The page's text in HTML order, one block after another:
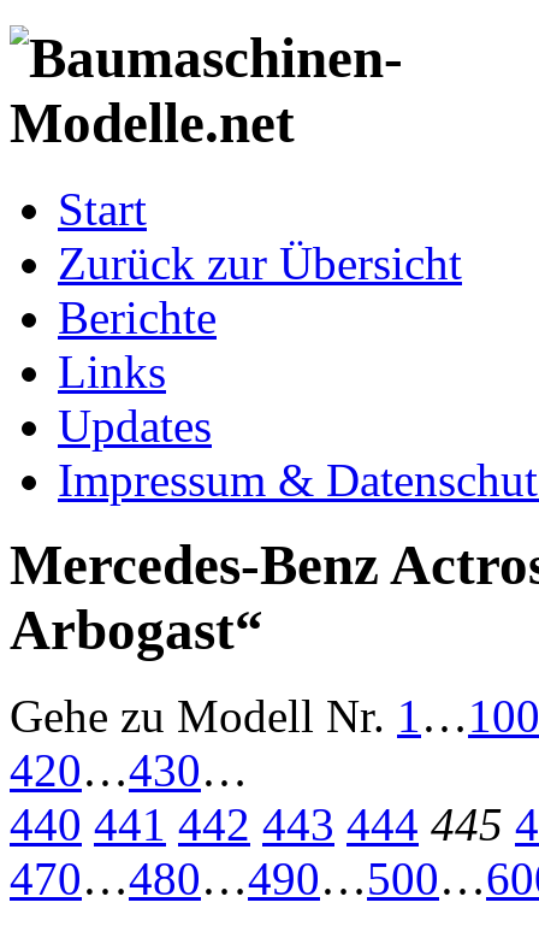
Start
Zurück zur Übersicht
Berichte
Links
Updates
Impressum &
Mercedes-Benz
Arbogast“
Gehe zu Modell Nr. 1…100
420…430…
440 441 442 443 444 445
470…480…490…500…